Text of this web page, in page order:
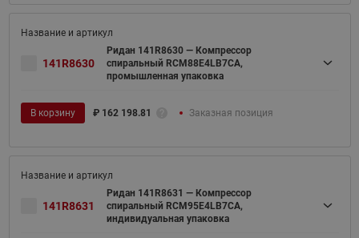
141R8630
Ридан 141R8630 — Компрессор
спиральный RCM88E4LB7CA,
промышленная упаковка
В корзину ₽ 162 198.81 Заказная позиция
141R8631
Ридан 141R8631 — Компрессор
спиральный RCM95E4LB7CA,
индивидуальная упаковка